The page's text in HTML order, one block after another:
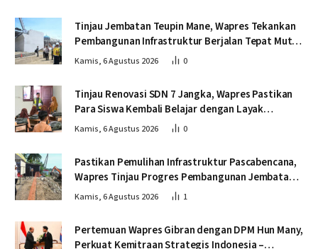
Tinjau Jembatan Teupin Mane, Wapres Tekankan
Pembangunan Infrastruktur Berjalan Tepat Mutu
dan Tepat Waktu
Kamis, 6 Agustus 2026 0
Tinjau Renovasi SDN 7 Jangka, Wapres Pastikan
Para Siswa Kembali Belajar dengan Layak
Pascabencana
Kamis, 6 Agustus 2026 0
Pastikan Pemulihan Infrastruktur Pascabencana,
Wapres Tinjau Progres Pembangunan Jembatan
Krueng Tingkeum Bireuen
Kamis, 6 Agustus 2026 1
Pertemuan Wapres Gibran dengan DPM Hun Many,
Perkuat Kemitraan Strategis Indonesia –